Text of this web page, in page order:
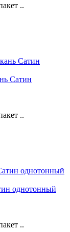
..
Сатин
..
однотонный
..